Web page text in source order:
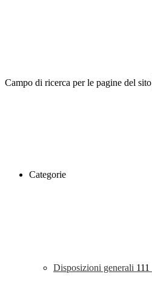
Campo di ricerca per le pagine del sito
Categorie
Disposizioni generali 111